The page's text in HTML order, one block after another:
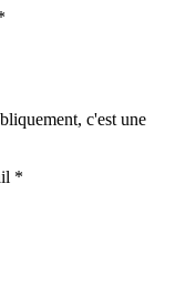
c'est une
*